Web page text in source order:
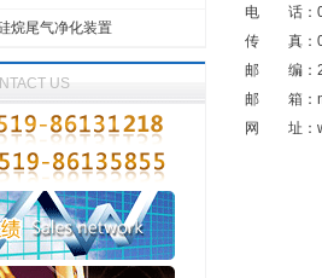
烷尾气净化装置
US
电 话：
传 真：
邮 编：
邮 箱：
网 址：